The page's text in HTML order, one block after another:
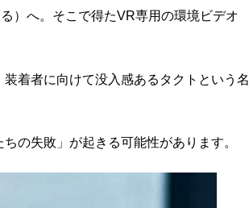
）へ。そこで得たVR専用の環境ビデオ
着者に向けて没入感あるタクトという名
の失敗」が起きる可能性があります。